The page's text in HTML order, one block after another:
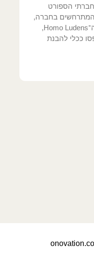
הספורט
המתרחשים בחברה,
החל מהמאה ה־19 עם הופעת ה־Homo Ludens,
ככלי להבנת